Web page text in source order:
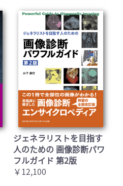
ジェネラリストを目指す
人のための 画像診断パワ
フルガイド 第2版
￥12,100